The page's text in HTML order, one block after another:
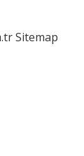
Sitemap